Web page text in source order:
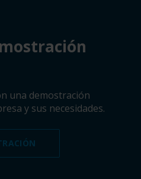
una demostración
y sus necesidades.